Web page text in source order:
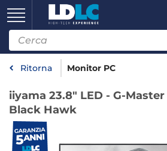
Ritorna Monitor PC
iiyama 23.8" LED - G-Master
Black Hawk